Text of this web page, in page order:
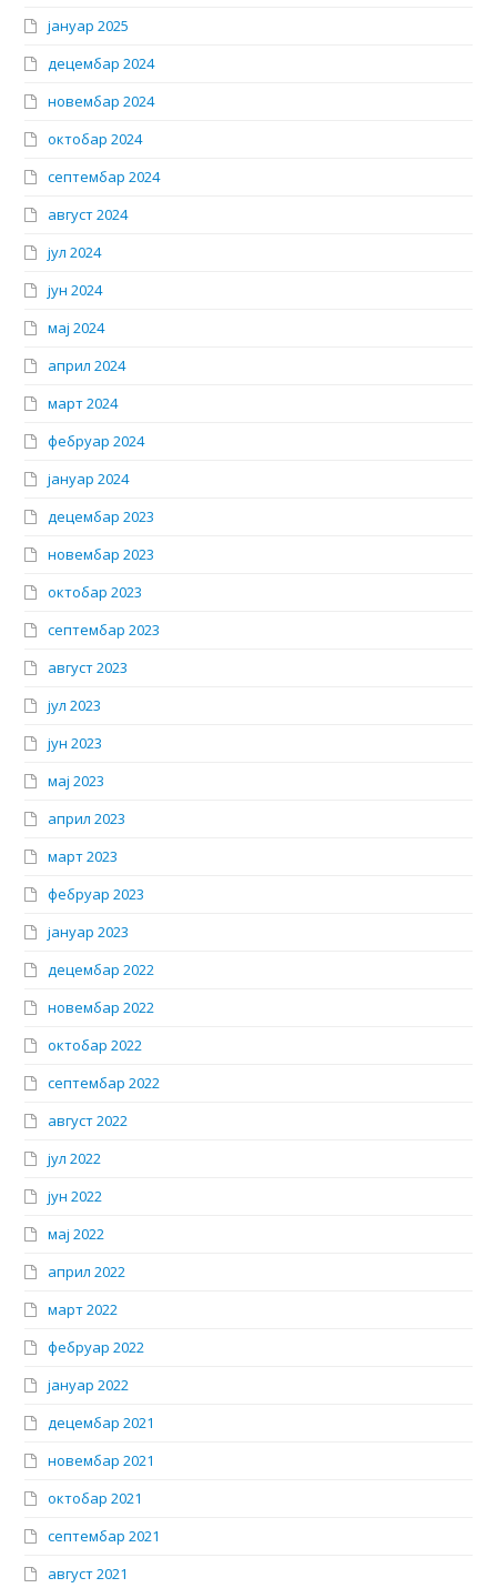
јануар 2025
децембар 2024
новембар 2024
октобар 2024
септембар 2024
август 2024
јул 2024
јун 2024
мај 2024
април 2024
март 2024
фебруар 2024
јануар 2024
децембар 2023
новембар 2023
октобар 2023
септембар 2023
август 2023
јул 2023
јун 2023
мај 2023
април 2023
март 2023
фебруар 2023
јануар 2023
децембар 2022
новембар 2022
октобар 2022
септембар 2022
август 2022
јул 2022
јун 2022
мај 2022
април 2022
март 2022
фебруар 2022
јануар 2022
децембар 2021
новембар 2021
октобар 2021
септембар 2021
август 2021